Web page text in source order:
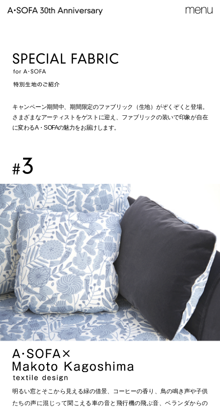
キャンペーン期間中、期間限定のファブリック（生地）がぞくぞくと登場。
さまざまなアーティストをゲストに迎え、ファブリックの装いで印象が自在
に変わるA・SOFAの魅力をお届けします。
明るい窓とそこから見える緑の借景、コーヒーの香り、鳥の鳴き声や子供
たちの声に混じって聞こえる車の音と飛行機の飛ぶ音、ベランダからの